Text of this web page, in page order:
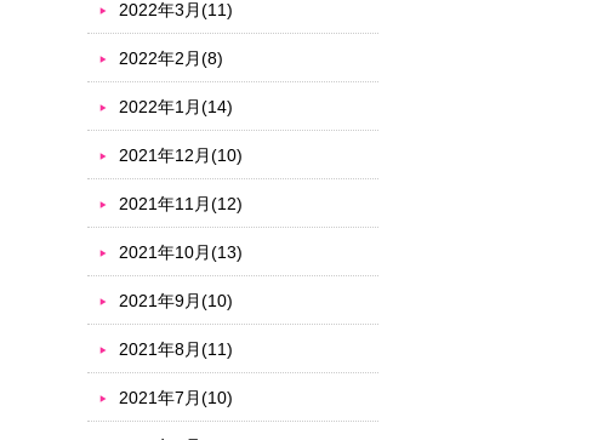
2022年3月(11)
2022年2月(8)
2022年1月(14)
2021年12月(10)
2021年11月(12)
2021年10月(13)
2021年9月(10)
2021年8月(11)
2021年7月(10)